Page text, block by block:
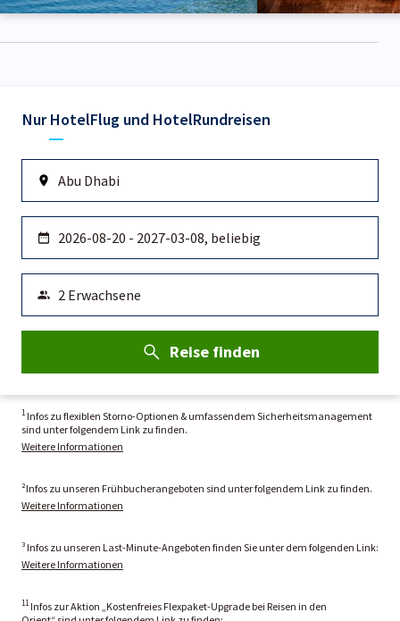
Nur HotelFlug und HotelRundreisen
Reise finden
1 Infos zu flexiblen Storno-Optionen & umfassendem Sicherheitsmanagement
sind unter folgendem Link zu finden.
Weitere Informationen
²Infos zu unseren Frühbucherangeboten sind unter folgendem Link zu finden.
Weitere Informationen
³ Infos zu unseren Last-Minute-Angeboten finden Sie unter dem folgenden Link:
Weitere Informationen
11 Infos zur Aktion „Kostenfreies Flexpaket-Upgrade bei Reisen in den